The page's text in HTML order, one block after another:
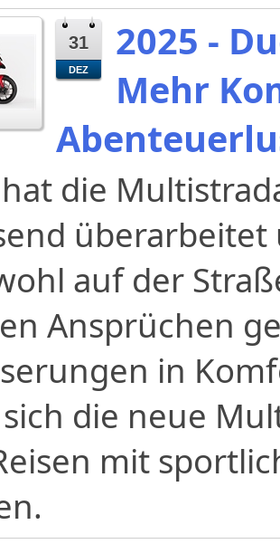
31
DEZ
2025 -
Mehr
die
auf der
Ansprüchen
in
die neue
mit